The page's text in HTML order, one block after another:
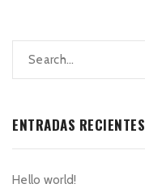
ENTRADAS RECIENTES
Hello world!